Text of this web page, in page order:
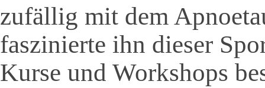
zufällig mit dem
faszinierte ihn dieser
Kurse und Workshops